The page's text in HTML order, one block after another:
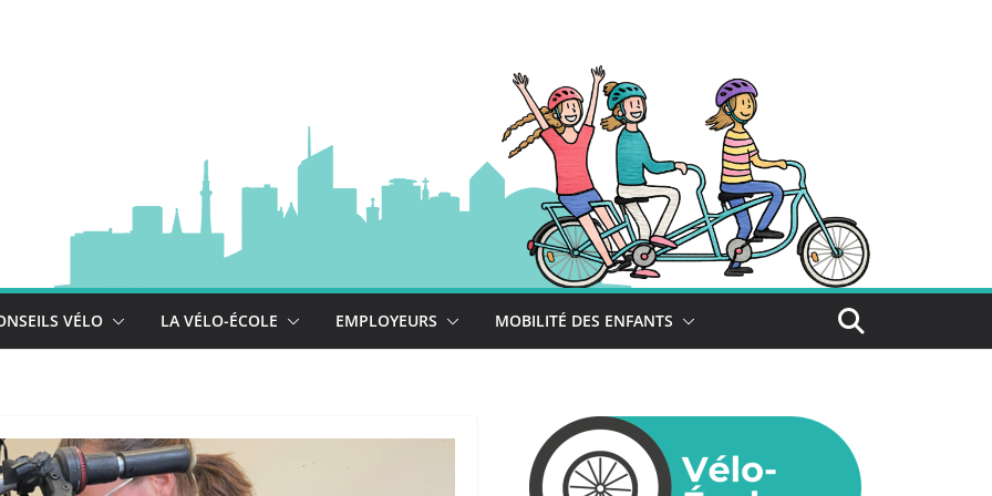
VÉLO LA VÉLO-ÉCOLE EMPLOYEURS MOBILITÉ DES ENFANTS